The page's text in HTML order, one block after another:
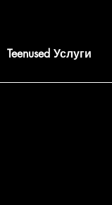
Teenused Услуги